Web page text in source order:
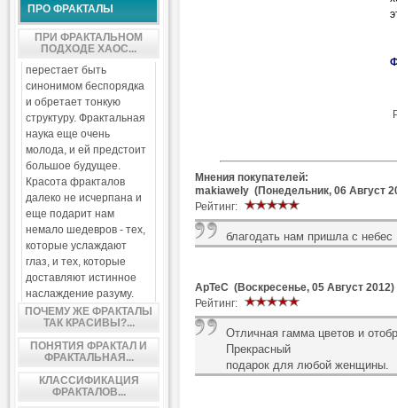
ПРО ФРАКТАЛЫ
ПРИ ФРАКТАЛЬНОМ
ПОДХОДЕ ХАОС...
перестает быть
синонимом беспорядка
и обретает тонкую
структуру. Фрактальная
наука еще очень
молода, и ей предстоит
большое будущее.
Красота фракталов
далеко не исчерпана и
еще подарит нам
немало шедевров - тех,
которые услаждают
глаз, и тех, которые
доставляют истинное
наслаждение разуму.
ПОЧЕМУ ЖЕ ФРАКТАЛЫ
ТАК КРАСИВЫ?...
ПОНЯТИЯ ФРАКТАЛ И
ФРАКТАЛЬНАЯ...
КЛАССИФИКАЦИЯ
ФРАКТАЛОВ...
Мнения покупателей:
makiawely (Понедельник, 06 Август
Рейтинг:
благодать нам пришла с небес
ApTeC (Воскресенье, 05 Август 2012)
Рейтинг:
Отличная гамма цветов и
Прекрасный
подарок для любой женщины.